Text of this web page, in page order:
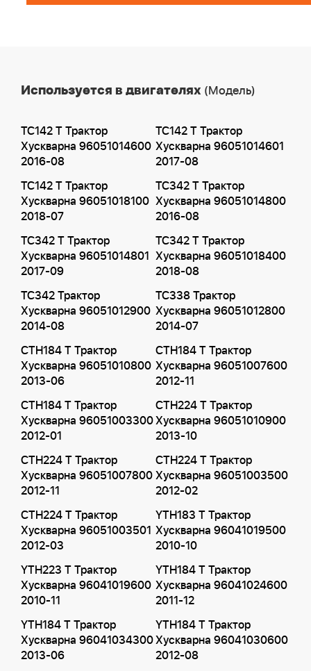
Используется в двигателях (Модель)
TC142 T Трактор
Хускварна 96051014600
2016-08
TC142 T Трактор
Хускварна 96051014601
2017-08
TC142 T Трактор
Хускварна 96051018100
2018-07
TC342 T Трактор
Хускварна 96051014800
2016-08
TC342 T Трактор
Хускварна 96051014801
2017-09
TC342 T Трактор
Хускварна 96051018400
2018-08
TC342 Трактор
Хускварна 96051012900
2014-08
TC338 Трактор
Хускварна 96051012800
2014-07
CTH184 T Трактор
Хускварна 96051010800
2013-06
CTH184 T Трактор
Хускварна 96051007600
2012-11
CTH184 T Трактор
Хускварна 96051003300
2012-01
CTH224 T Трактор
Хускварна 96051010900
2013-10
CTH224 T Трактор
Хускварна 96051007800
2012-11
CTH224 T Трактор
Хускварна 96051003500
2012-02
CTH224 T Трактор
Хускварна 96051003501
2012-03
YTH183 T Трактор
Хускварна 96041019500
2010-10
YTH223 T Трактор
Хускварна 96041019600
2010-11
YTH184 T Трактор
Хускварна 96041024600
2011-12
YTH184 T Трактор
Хускварна 96041034300
2013-06
YTH184 T Трактор
Хускварна 96041030600
2012-08